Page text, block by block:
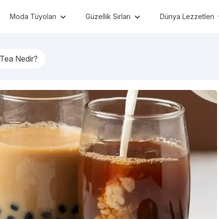
Moda Tüyoları Güzellik Sırları Dünya Lezzetleri
Nedir?